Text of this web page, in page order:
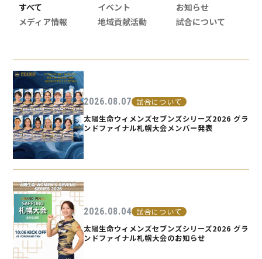
すべて イベント
お知らせ
メディア情報
地域貢献活動 試合について
2026.08.07 試合について
太陽生命ウィメンズセブンズシリーズ2026 グラ
ンドファイナル札幌大会メンバー発表
2026.08.04 試合について
太陽生命ウィメンズセブンズシリーズ2026 グラ
ンドファイナル札幌大会のお知らせ